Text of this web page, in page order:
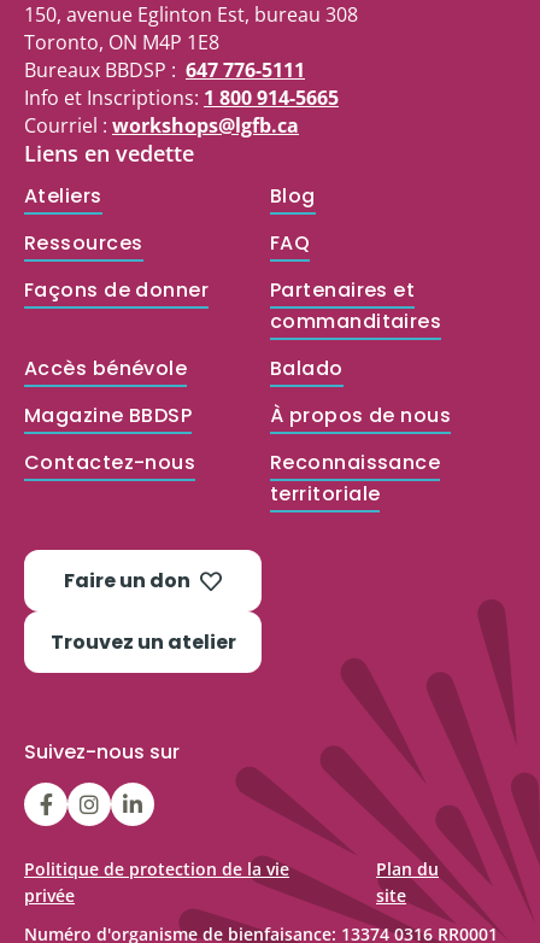
150, avenue Eglinton Est, bureau 308
Toronto, ON M4P 1E8
Bureaux BBDSP : 647 776-5111
Info et Inscriptions: 1 800 914-5665
Courriel : workshops@lgfb.ca
Liens en vedette
Ateliers
Blog
Ressources
FAQ
Façons de donner
Partenaires et
commanditaires
Accès bénévole
Balado
Magazine BBDSP
À propos de nous
Contactez-nous
Reconnaissance
territoriale
Faire un don
Trouvez un atelier
Suivez-nous sur
LGFBCanada
LGFBCanada
Belle
et
bien
dans
Politique de protection de la vie
privée
Plan du
site
Numéro d'organisme de bienfaisance: 13374 0316 RR0001